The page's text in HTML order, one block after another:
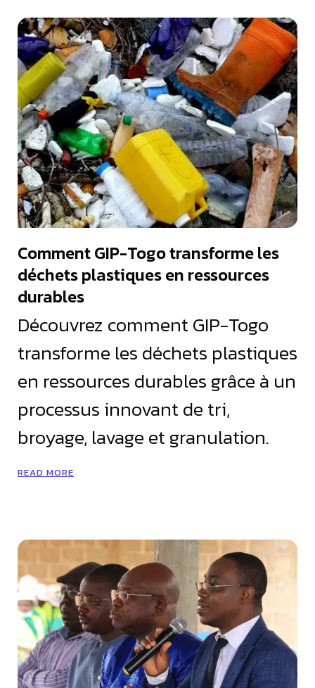
Comment GIP-Togo transforme les
déchets plastiques en ressources
durables
Découvrez comment GIP-Togo
transforme les déchets plastiques
en ressources durables grâce à un
processus innovant de tri,
broyage, lavage et granulation.
READ MORE